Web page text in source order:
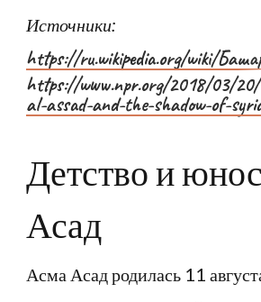
Источники:
https://ru.wikipedia.org/wiki/
https://www.npr.org/2018/03/
al-assad-and-the-shadow-of-
Детство и
Асад
Асма Асад родилась 11